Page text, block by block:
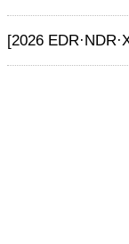
[2026